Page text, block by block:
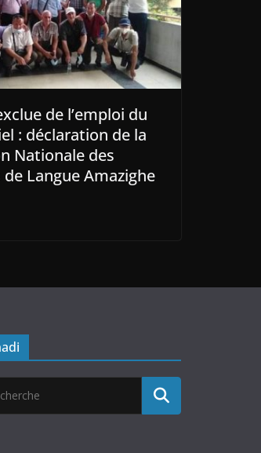
de l’emploi du
: déclaration de la
Nationale des
Langue Amazighe